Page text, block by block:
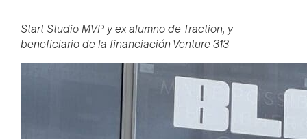
Start Studio MVP y ex alumno de Traction, y
beneficiario de la financiación Venture 313